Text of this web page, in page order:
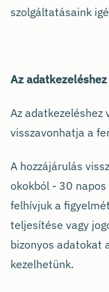
szolgáltatásaink
Az
Az adatkezeléshez
visszavonhatja a
A hozzájárulás
okokból - 30
felhívjuk a
teljesítése vagy
bizonyos adatokat
kezelhetünk.